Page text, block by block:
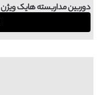
دوربین مداربسته هایک ویژن DS-2CD2T43G0-I5